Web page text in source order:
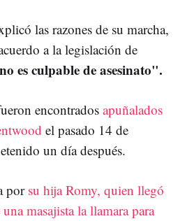
las razones de su marcha,
a la legislación de
es culpable de asesinato".
encontrados apuñalados
el pasado 14 de
un día después.
por su hija Romy, quien llegó
masajista la llamara para